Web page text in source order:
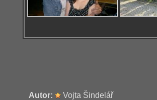
Autor:
Vojta Šindelář